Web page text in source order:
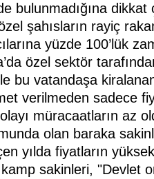
bulunmadığına dikkat
şahısların rayiç
yüzde 100’lük
özel sektör
bu vatandaşa kiralanan
verilmeden sadece
müracaatların az
olan baraka
yılda fiyatların
sakinleri, "Devlet